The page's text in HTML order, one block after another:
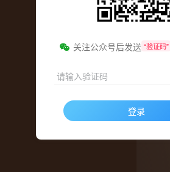
关注公众号后发送 “验证码”
请输入验证码
登录